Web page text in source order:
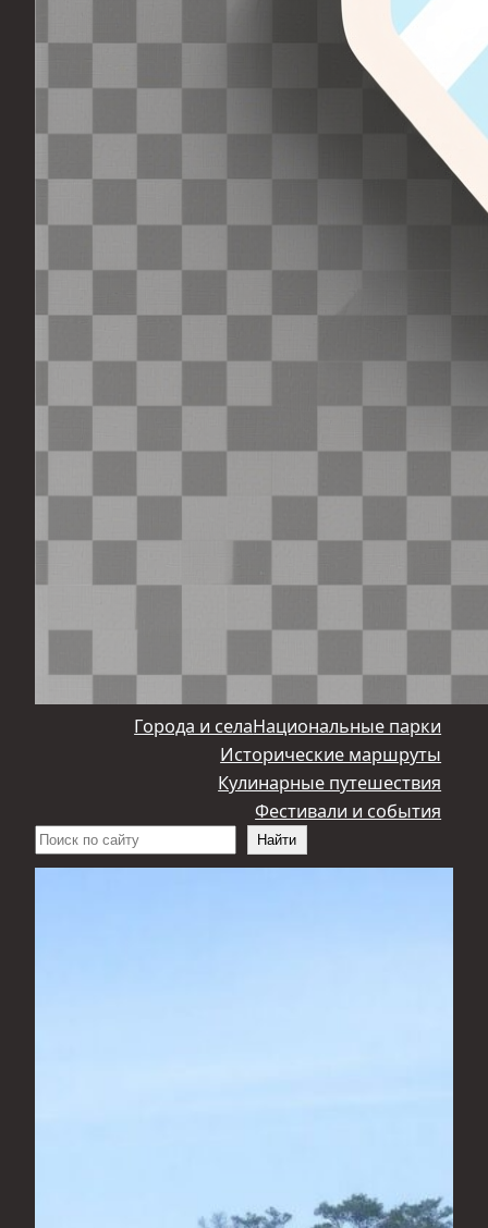
Города и селаНациональные парки
Исторические маршруты
Кулинарные путешествия
Фестивали и события
Поиск
Найти